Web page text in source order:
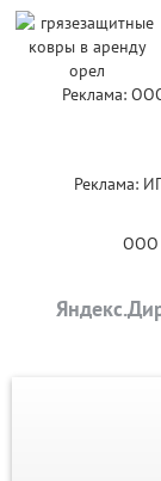
Реклама:
Реклама:
ООО